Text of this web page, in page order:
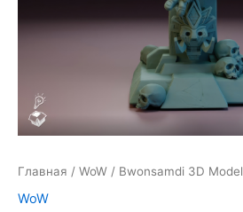
Главная / WoW / Bwonsamdi 3D Model
WoW